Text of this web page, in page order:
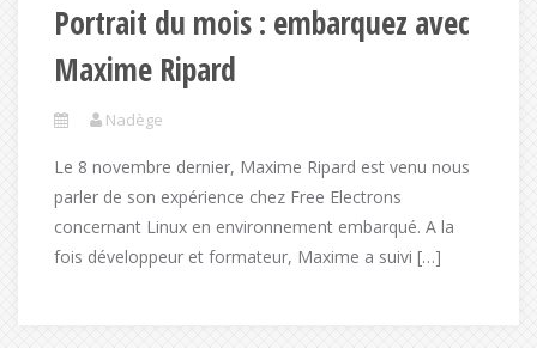
Portrait du mois : embarquez avec
Maxime Ripard
Nadège
Le 8 novembre dernier, Maxime Ripard est venu nous
parler de son expérience chez Free Electrons
concernant Linux en environnement embarqué. A la
fois développeur et formateur, Maxime a suivi […]